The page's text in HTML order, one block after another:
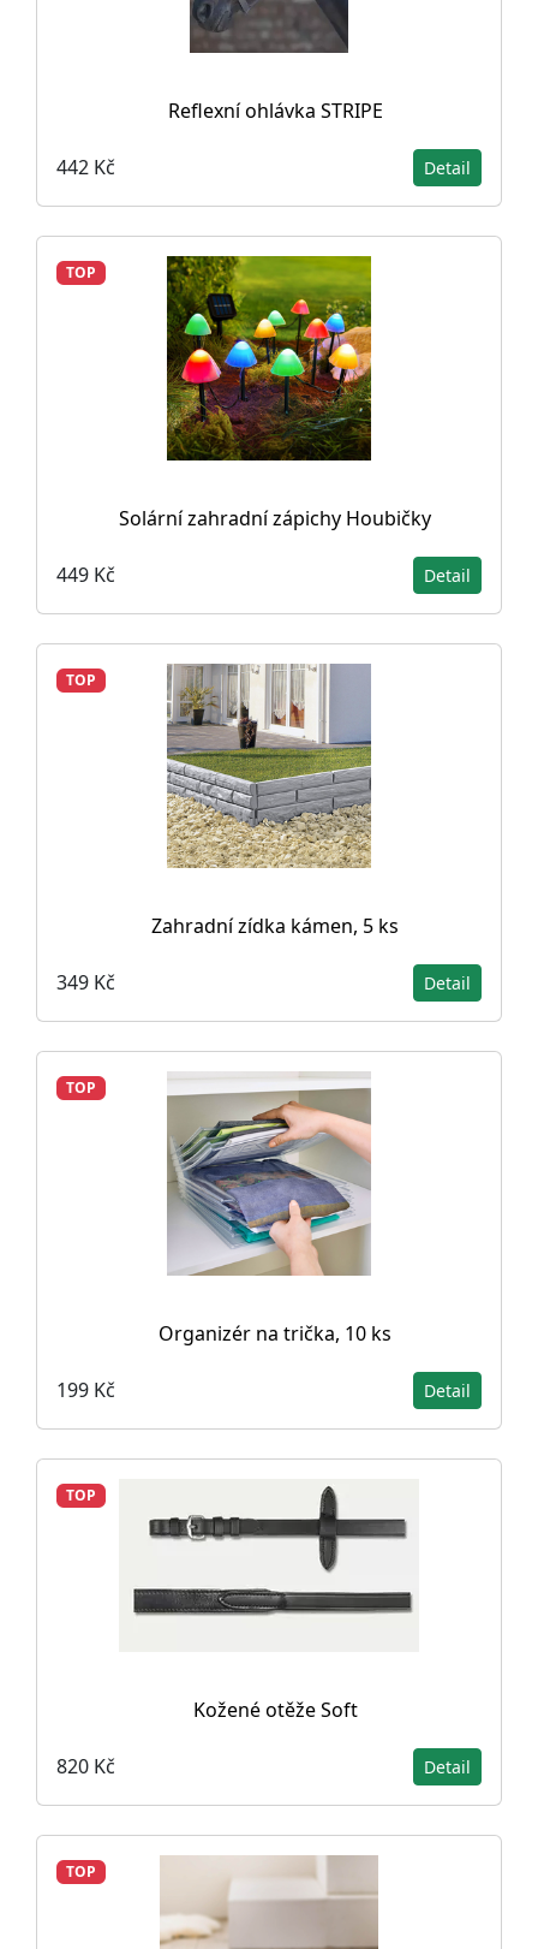
Reflexní ohlávka STRIPE
442 Kč Detail
TOP
Solární zahradní zápichy Houbičky
449 Kč Detail
TOP
Zahradní zídka kámen, 5 ks
349 Kč Detail
TOP
Organizér na trička, 10 ks
199 Kč Detail
TOP
Kožené otěže Soft
820 Kč Detail
TOP